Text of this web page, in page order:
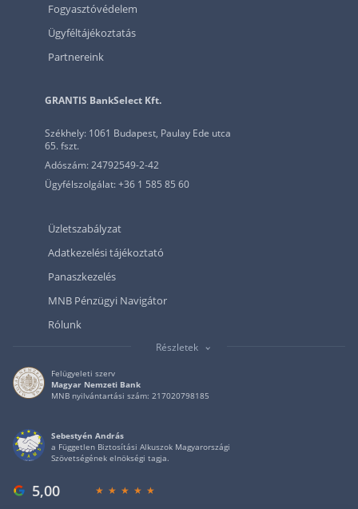
Fogyasztóvédelem
Ügyféltájékoztatás
Partnereink
GRANTIS BankSelect Kft.
Székhely: 1061 Budapest, Paulay Ede utca
65. fszt.
Adószám: 24792549-2-42
Ügyfélszolgálat: +36 1 585 85 60
Üzletszabályzat
Adatkezelési tájékoztató
Panaszkezelés
MNB Pénzügyi Navigátor
Rólunk
Részletek
Felügyeleti szerv
Magyar Nemzeti Bank
MNB nyilvántartási szám: 217020798185
Sebestyén András
a Független Biztosítási Alkuszok Magyarországi
Szövetségének elnökségi tagja.
5,00